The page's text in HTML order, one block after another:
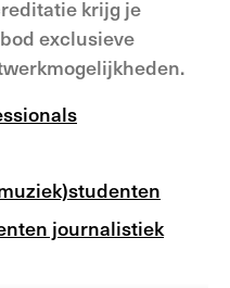
krijg je
exclusieve
journalistiek